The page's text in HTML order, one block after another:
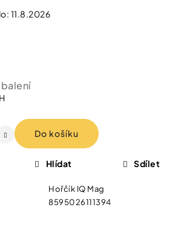
11.8.2026
Do košíku
Hořčík IQ Mag
8595026111394
Hlídat Sdílet